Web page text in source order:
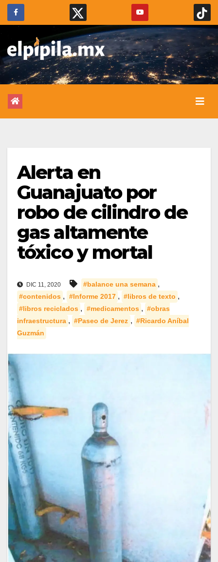
Alerta en
Guanajuato por
robo de cilindro de
gas altamente
tóxico y mortal
DIC 11, 2020 #balance una semana ,
#contenidos , #Informe 2017 , #libros de texto ,
#libros reciclados , #medicamentos , #obras
infraestructura , #Paseo de Jerez , #Ricardo Aníbal
Guzmán